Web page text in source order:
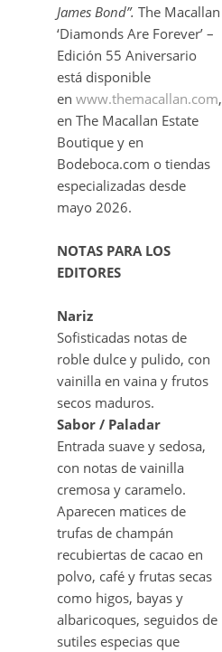
James Bond”. The Macallan
‘Diamonds Are Forever’ –
Edición 55 Aniversario
está disponible
en www.themacallan.com,
en The Macallan Estate
Boutique y en
Bodeboca.com o tiendas
especializadas desde
mayo 2026.
NOTAS PARA LOS
EDITORES
Nariz
Sofisticadas notas de
roble dulce y pulido, con
vainilla en vaina y frutos
secos maduros.
Sabor / Paladar
Entrada suave y sedosa,
con notas de vainilla
cremosa y caramelo.
Aparecen matices de
trufas de champán
recubiertas de cacao en
polvo, café y frutas secas
como higos, bayas y
albaricoques, seguidos de
sutiles especias que